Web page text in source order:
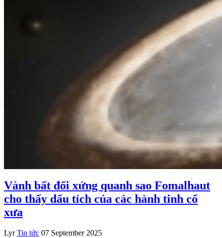
Vành bất đối xứng quanh sao Fomalhaut
cho thấy dấu tích của các hành tinh cổ
xưa
Lyr Tin tức 07 September 2025